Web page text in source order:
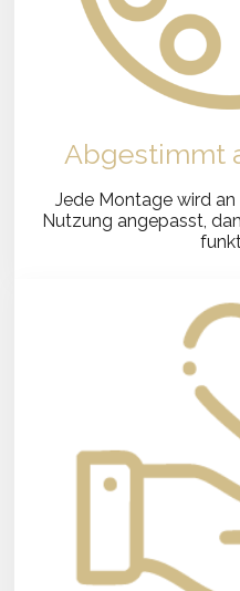
Abgestimmt
Jede Montage wird an
Nutzung angepasst,